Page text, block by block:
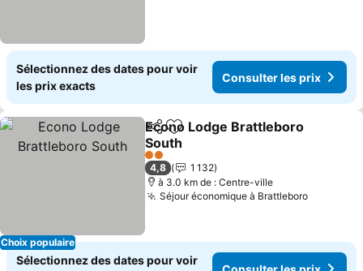
Sélectionnez des dates pour voir
les prix exacts
Consulter les prix
Choix populaire
PartagerAjouter à mes favoris
Econo Lodge Brattleboro
South
2 Étoiles
4,8
1 132
à 3.0 km de : Centre-ville
Séjour économique à Brattleboro
Sélectionnez des dates pour voir